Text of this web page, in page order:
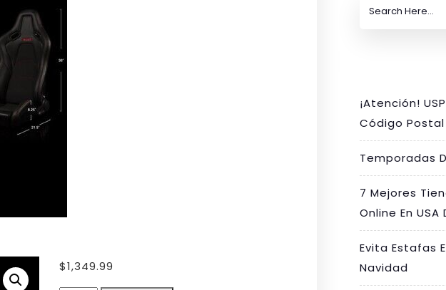
$1,349.99
¡Atención!
Código Postal
Temporadas
7 Mejores
Online En
Evita Estafas
Navidad